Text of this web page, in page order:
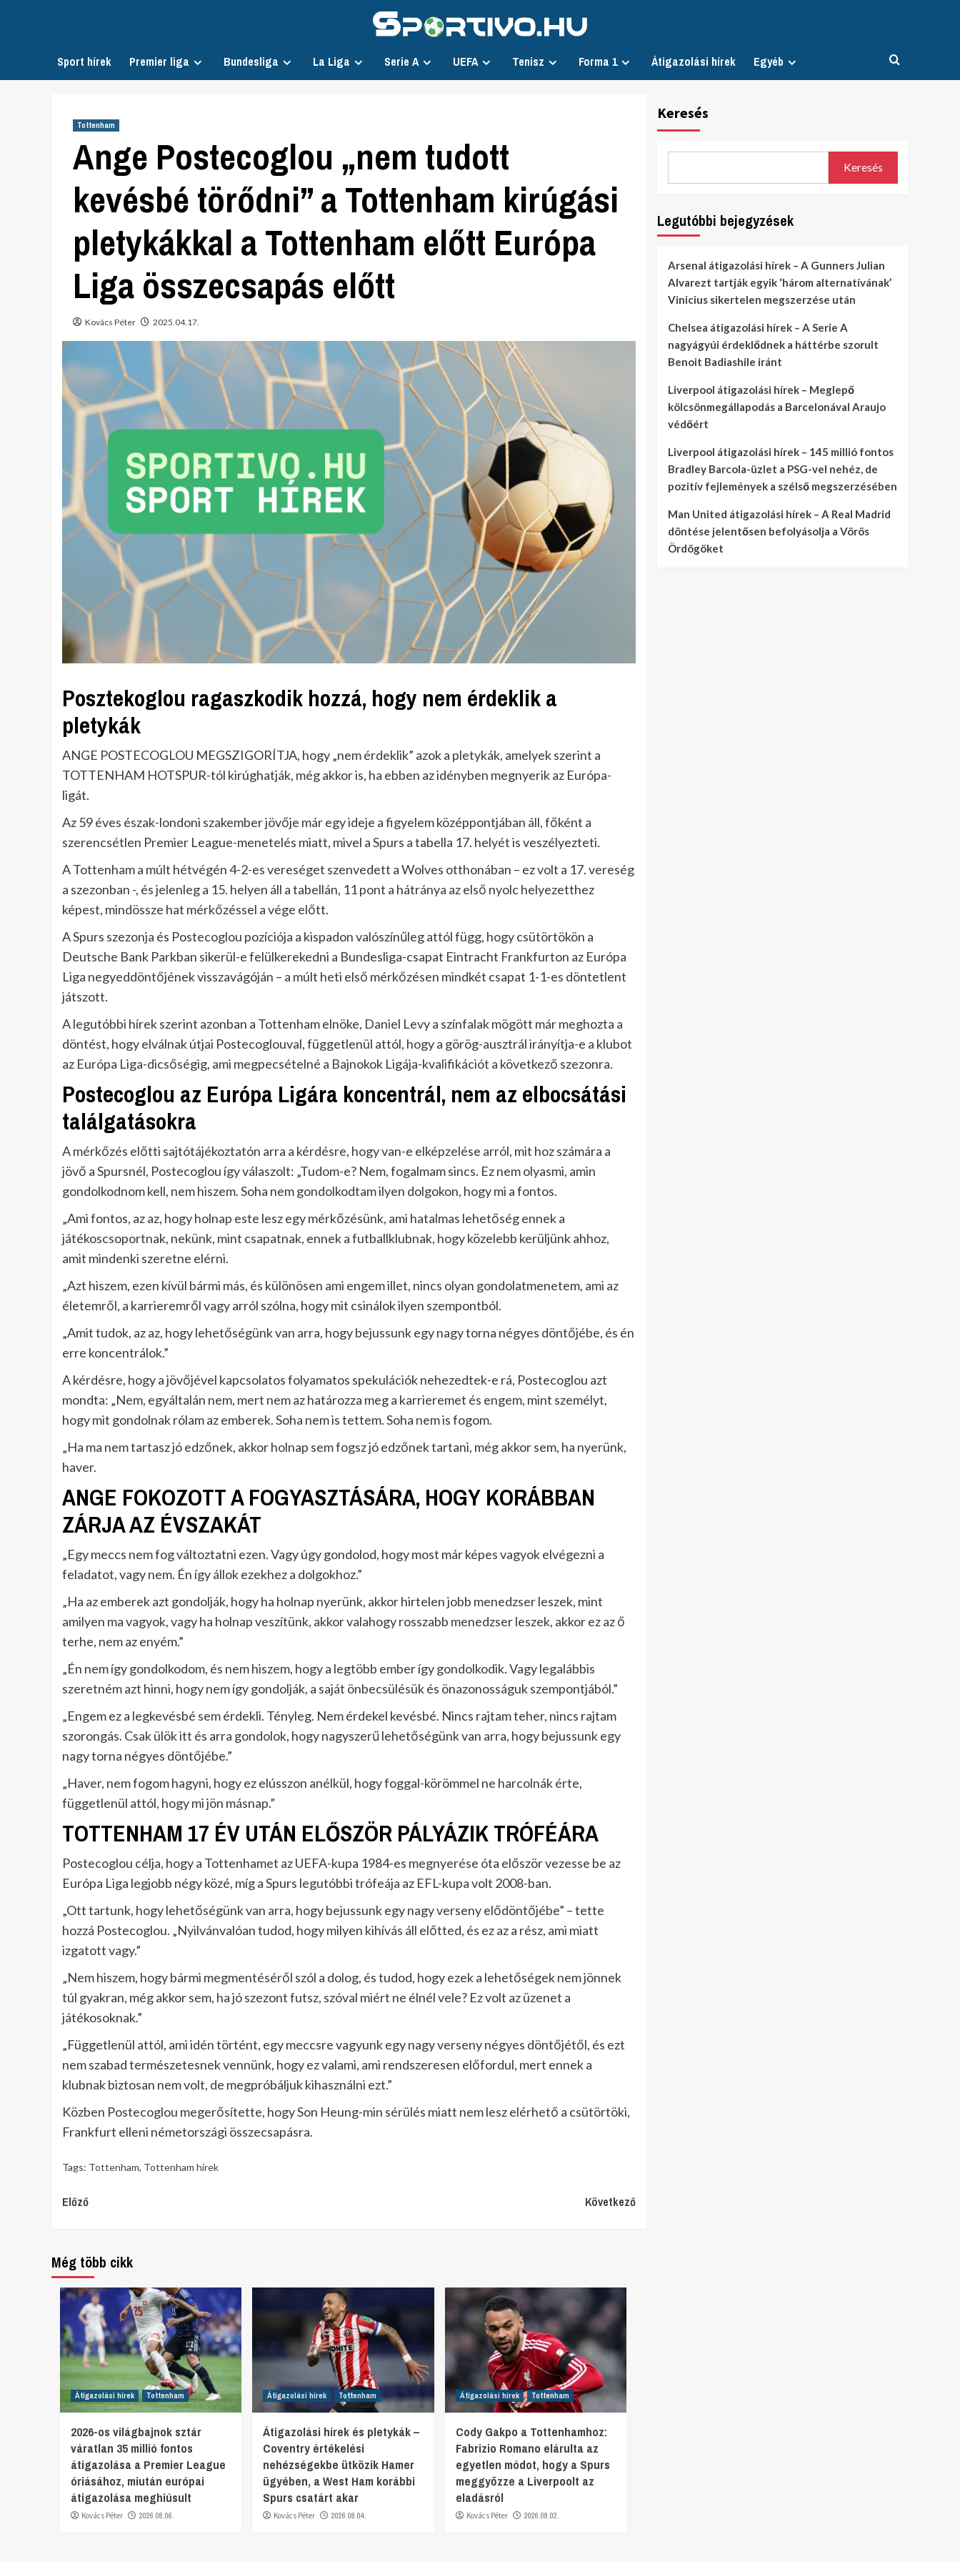
Sport hírek Premier liga Bundesliga La Liga Serie A UEFA Tenisz Forma 1 Átigazolási hírek Egyéb
Tottenham
Ange Postecoglou „nem tudott
kevésbé törődni” a Tottenham kirúgási
pletykákkal a Tottenham előtt Európa
Liga összecsapás előtt
Kovács Péter 2025.04.17.
Posztekoglou ragaszkodik hozzá, hogy nem érdeklik a
pletykák
ANGE POSTECOGLOU MEGSZIGORÍTJA, hogy „nem érdeklik” azok a pletykák, amelyek szerint a
TOTTENHAM HOTSPUR-tól kirúghatják, még akkor is, ha ebben az idényben megnyerik az Európa-
ligát.
Az 59 éves észak-londoni szakember jövője már egy ideje a figyelem középpontjában áll, főként a
szerencsétlen Premier League-menetelés miatt, mivel a Spurs a tabella 17. helyét is veszélyezteti.
A Tottenham a múlt hétvégén 4-2-es vereséget szenvedett a Wolves otthonában – ez volt a 17. vereség
a szezonban -, és jelenleg a 15. helyen áll a tabellán, 11 pont a hátránya az első nyolc helyezetthez
képest, mindössze hat mérkőzéssel a vége előtt.
A Spurs szezonja és Postecoglou pozíciója a kispadon valószínűleg attól függ, hogy csütörtökön a
Deutsche Bank Parkban sikerül-e felülkerekedni a Bundesliga-csapat Eintracht Frankfurton az Európa
Liga negyeddöntőjének visszavágóján – a múlt heti első mérkőzésen mindkét csapat 1-1-es döntetlent
játszott.
A legutóbbi hírek szerint azonban a Tottenham elnöke, Daniel Levy a színfalak mögött már meghozta a
döntést, hogy elválnak útjai Postecoglouval, függetlenül attól, hogy a görög-ausztrál irányítja-e a klubot
az Európa Liga-dicsőségig, ami megpecsételné a Bajnokok Ligája-kvalifikációt a következő szezonra.
Postecoglou az Európa Ligára koncentrál, nem az elbocsátási
találgatásokra
A mérkőzés előtti sajtótájékoztatón arra a kérdésre, hogy van-e elképzelése arról, mit hoz számára a
jövő a Spursnél, Postecoglou így válaszolt: „Tudom-e? Nem, fogalmam sincs. Ez nem olyasmi, amin
gondolkodnom kell, nem hiszem. Soha nem gondolkodtam ilyen dolgokon, hogy mi a fontos.
„Ami fontos, az az, hogy holnap este lesz egy mérkőzésünk, ami hatalmas lehetőség ennek a
játékoscsoportnak, nekünk, mint csapatnak, ennek a futballklubnak, hogy közelebb kerüljünk ahhoz,
amit mindenki szeretne elérni.
„Azt hiszem, ezen kívül bármi más, és különösen ami engem illet, nincs olyan gondolatmenetem, ami az
életemről, a karrieremről vagy arról szólna, hogy mit csinálok ilyen szempontból.
„Amit tudok, az az, hogy lehetőségünk van arra, hogy bejussunk egy nagy torna négyes döntőjébe, és én
erre koncentrálok.”
A kérdésre, hogy a jövőjével kapcsolatos folyamatos spekulációk nehezedtek-e rá, Postecoglou azt
mondta: „Nem, egyáltalán nem, mert nem az határozza meg a karrieremet és engem, mint személyt,
hogy mit gondolnak rólam az emberek. Soha nem is tettem. Soha nem is fogom.
„Ha ma nem tartasz jó edzőnek, akkor holnap sem fogsz jó edzőnek tartani, még akkor sem, ha nyerünk,
haver.
ANGE FOKOZOTT A FOGYASZTÁSÁRA, HOGY KORÁBBAN
ZÁRJA AZ ÉVSZAKÁT
„Egy meccs nem fog változtatni ezen. Vagy úgy gondolod, hogy most már képes vagyok elvégezni a
feladatot, vagy nem. Én így állok ezekhez a dolgokhoz.”
„Ha az emberek azt gondolják, hogy ha holnap nyerünk, akkor hirtelen jobb menedzser leszek, mint
amilyen ma vagyok, vagy ha holnap veszítünk, akkor valahogy rosszabb menedzser leszek, akkor ez az ő
terhe, nem az enyém.”
„Én nem így gondolkodom, és nem hiszem, hogy a legtöbb ember így gondolkodik. Vagy legalábbis
szeretném azt hinni, hogy nem így gondolják, a saját önbecsülésük és önazonosságuk szempontjából.”
„Engem ez a legkevésbé sem érdekli. Tényleg. Nem érdekel kevésbé. Nincs rajtam teher, nincs rajtam
szorongás. Csak ülök itt és arra gondolok, hogy nagyszerű lehetőségünk van arra, hogy bejussunk egy
nagy torna négyes döntőjébe.”
„Haver, nem fogom hagyni, hogy ez elússzon anélkül, hogy foggal-körömmel ne harcolnák érte,
függetlenül attól, hogy mi jön másnap.”
TOTTENHAM 17 ÉV UTÁN ELŐSZÖR PÁLYÁZIK TRÓFÉÁRA
Postecoglou célja, hogy a Tottenhamet az UEFA-kupa 1984-es megnyerése óta először vezesse be az
Európa Liga legjobb négy közé, míg a Spurs legutóbbi trófeája az EFL-kupa volt 2008-ban.
„Ott tartunk, hogy lehetőségünk van arra, hogy bejussunk egy nagy verseny elődöntőjébe” – tette
hozzá Postecoglou. „Nyilvánvalóan tudod, hogy milyen kihívás áll előtted, és ez az a rész, ami miatt
izgatott vagy.”
„Nem hiszem, hogy bármi megmentéséről szól a dolog, és tudod, hogy ezek a lehetőségek nem jönnek
túl gyakran, még akkor sem, ha jó szezont futsz, szóval miért ne élnél vele? Ez volt az üzenet a
játékosoknak.”
„Függetlenül attól, ami idén történt, egy meccsre vagyunk egy nagy verseny négyes döntőjétől, és ezt
nem szabad természetesnek vennünk, hogy ez valami, ami rendszeresen előfordul, mert ennek a
klubnak biztosan nem volt, de megpróbáljuk kihasználni ezt.”
Közben Postecoglou megerősítette, hogy Son Heung-min sérülés miatt nem lesz elérhető a csütörtöki,
Frankfurt elleni németországi összecsapásra.
Tags: Tottenham, Tottenham hírek
Continue
Előző Következő
Még több cikk
Átigazolási hírek Tottenham
2026-os világbajnok sztár
váratlan 35 millió fontos
átigazolása a Premier League
óriásához, miután európai
átigazolása meghiúsult
Kovács Péter 2026.08.06.
Átigazolási hírek Tottenham
Átigazolási hírek és pletykák –
Coventry értékelési
nehézségekbe ütközik Hamer
ügyében, a West Ham korábbi
Spurs csatárt akar
Kovács Péter 2026.08.04.
Átigazolási hírek Tottenham
Cody Gakpo a Tottenhamhoz:
Fabrizio Romano elárulta az
egyetlen módot, hogy a Spurs
meggyőzze a Liverpoolt az
eladásról
Kovács Péter 2026.08.02.
Keresés
Keresés
Legutóbbi bejegyzések
Arsenal átigazolási hírek – A Gunners Julian
Alvarezt tartják egyik ‘három alternatívának’
Vinicius sikertelen megszerzése után
Chelsea átigazolási hírek – A Serie A
nagyágyúi érdeklődnek a háttérbe szorult
Benoit Badiashile iránt
Liverpool átigazolási hírek – Meglepő
kölcsönmegállapodás a Barcelonával Araujo
védőért
Liverpool átigazolási hírek – 145 millió fontos
Bradley Barcola-üzlet a PSG-vel nehéz, de
pozitív fejlemények a szélső megszerzésében
Man United átigazolási hírek – A Real Madrid
döntése jelentősen befolyásolja a Vörös
Ördögöket